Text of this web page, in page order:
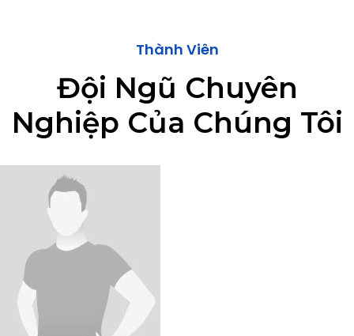
Thành Viên
Đội Ngũ Chuyên
Nghiệp Của Chúng Tôi​